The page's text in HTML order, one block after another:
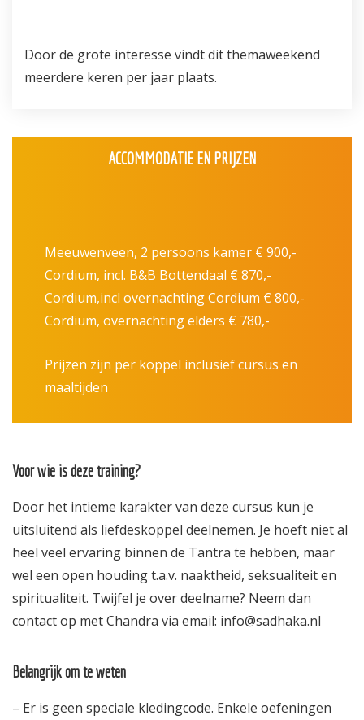
Door de grote interesse vindt dit themaweekend
meerdere keren per jaar plaats.
ACCOMMODATIE EN PRIJZEN
Meeuwenveen, 2 persoons kamer € 900,-
Cordium, incl. B&B Bottendaal € 870,-
Cordium,incl overnachting Cordium € 800,-
Cordium, overnachting elders € 780,-
Prijzen zijn per koppel inclusief cursus en
maaltijden
Voor wie is deze training?
Door het intieme karakter van deze cursus kun je
uitsluitend als liefdeskoppel deelnemen. Je hoeft niet al
heel veel ervaring binnen de Tantra te hebben, maar
wel een open houding t.a.v. naaktheid, seksualiteit en
spiritualiteit. Twijfel je over deelname? Neem dan
contact op met Chandra via email: info@sadhaka.nl
Belangrijk om te weten
– Er is geen speciale kledingcode. Enkele oefeningen